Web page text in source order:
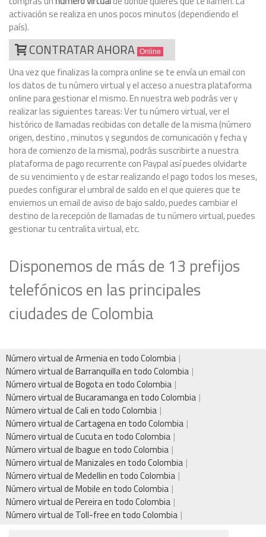
activación se realiza en unos pocos minutos (dependiendo el
país).
CONTRATAR AHORA Online
Una vez que finalizas la compra online se te envía un email con
los datos de tu número virtual y el acceso a nuestra plataforma
online para gestionar el mismo. En nuestra web podrás ver y
realizar las siguientes tareas: Ver tu número virtual, ver el
histórico de llamadas recibidas con detalle de la misma (número
origen, destino , minutos y segundos de comunicación y fecha y
hora de comienzo de la misma), podrás suscribirte a nuestra
plataforma de pago recurrente con Paypal así puedes olvidarte
de su vencimiento y de estar realizando el pago todos los meses,
puedes configurar el umbral de saldo en el que quieres que te
enviemos un email de aviso de bajo saldo, puedes cambiar el
destino de la recepción de llamadas de tu número virtual, puedes
gestionar tu centralita virtual, etc.
Disponemos de más de 13 prefijos
telefónicos en las principales
ciudades de Colombia
Número virtual de Armenia en todo Colombia
Número virtual de Barranquilla en todo Colombia
Número virtual de Bogota en todo Colombia
Número virtual de Bucaramanga en todo Colombia
Número virtual de Cali en todo Colombia
Número virtual de Cartagena en todo Colombia
Número virtual de Cucuta en todo Colombia
Número virtual de Ibague en todo Colombia
Número virtual de Manizales en todo Colombia
Número virtual de Medellin en todo Colombia
Número virtual de Mobile en todo Colombia
Número virtual de Pereira en todo Colombia
Número virtual de Toll-free en todo Colombia